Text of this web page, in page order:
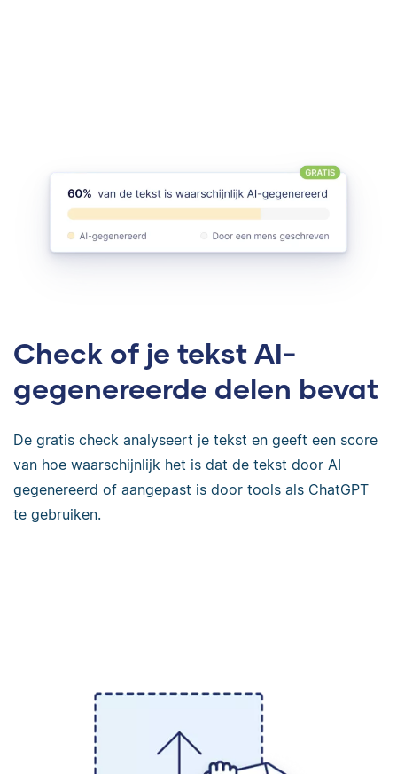
Check of je tekst AI-
gegenereerde delen bevat
De gratis check analyseert je tekst en geeft een score
van hoe waarschijnlijk het is dat de tekst door AI
gegenereerd of aangepast is door tools als ChatGPT
te gebruiken.